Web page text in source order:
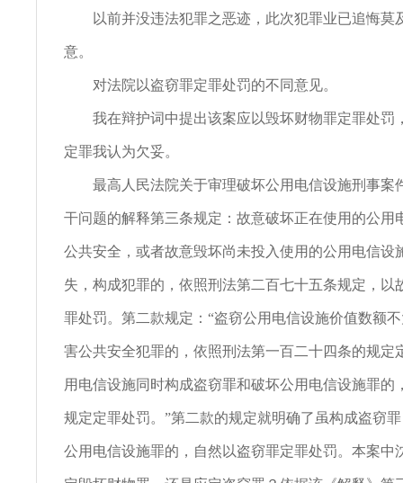
以前并没违法犯罪之恶迹，此次犯罪业已追悔莫
意。
对法院以盗窃罪定罪处罚的不同意见。
我在辩护词中提出该案应以毁坏财物罪定罪处罚
定罪我认为欠妥。
最高人民法院关于审理破坏公用电信设施刑事案
干问题的解释第三条规定：故意破坏正在使用的公用
公共安全，或者故意毁坏尚未投入使用的公用电信设
失，构成犯罪的，依照刑法第二百七十五条规定，以
罪处罚。第二款规定：“盗窃公用电信设施价值数额
害公共安全犯罪的，依照刑法第一百二十四条的规定
用电信设施同时构成盗窃罪和破坏公用电信设施罪的
规定定罪处罚。”第二款的规定就明确了虽构成盗窃
公用电信设施罪的，自然以盗窃罪定罪处罚。本案中